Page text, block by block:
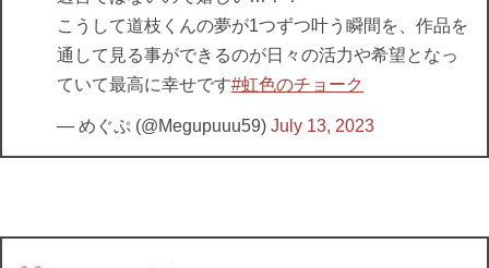
こうして道枝くんの夢が1つずつ叶う瞬間を、作品を
通して見る事ができるのが日々の活力や希望となっ
ていて最高に幸せです#虹色のチョーク
— めぐぷ (@Megupuuu59) July 13, 2023